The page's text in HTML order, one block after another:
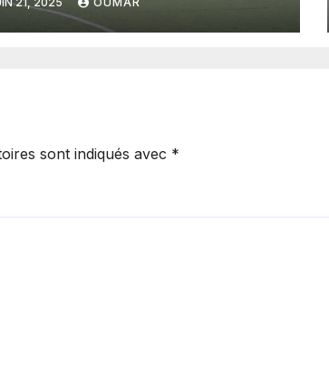
aux droits de
sont indiqués avec *